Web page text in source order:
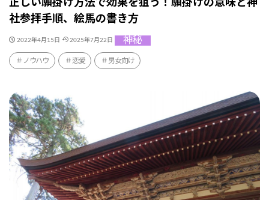
正しい願掛け方法で効果を狙う！願掛けの意味と神
社参拝手順、絵馬の書き方
2022年4月15日 2025年7月22日 神秘
ノウハウ 恋愛 男女向け